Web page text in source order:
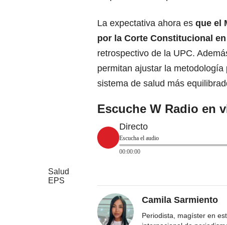
La expectativa ahora es que el
por la Corte Constitucional
retrospectivo de la UPC.
permitan ajustar la
sistema de salud más
Escuche W Radio en
Directo
Escucha el audio
00:00:00
Salud
EPS
Camila Sarmiento
Periodista, magíster en